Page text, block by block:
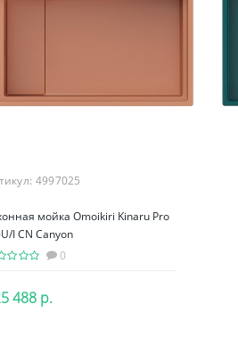
4997025
мойка Omoikiri Kinaru Pro
I CN Canyon
0
488 р.